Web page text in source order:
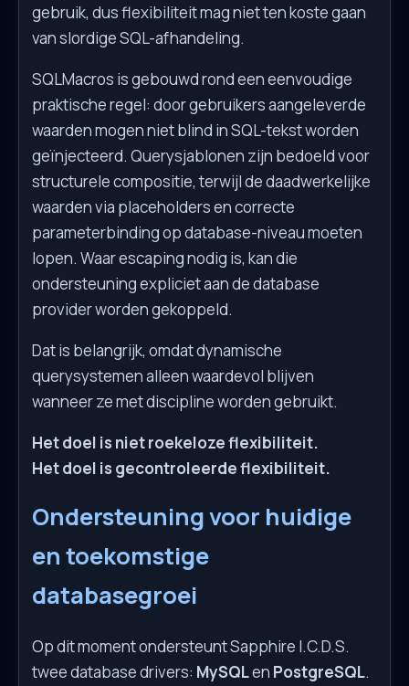
gebruik, dus flexibiliteit mag niet ten koste gaan
van slordige SQL-afhandeling.
SQLMacros is gebouwd rond een eenvoudige
praktische regel: door gebruikers aangeleverde
waarden mogen niet blind in SQL-tekst worden
geïnjecteerd. Querysjablonen zijn bedoeld voor
structurele compositie, terwijl de daadwerkelijke
waarden via placeholders en correcte
parameterbinding op database-niveau moeten
lopen. Waar escaping nodig is, kan die
ondersteuning expliciet aan de database
provider worden gekoppeld.
Dat is belangrijk, omdat dynamische
querysystemen alleen waardevol blijven
wanneer ze met discipline worden gebruikt.
Het doel is niet roekeloze flexibiliteit.
Het doel is gecontroleerde flexibiliteit.
Ondersteuning voor huidige
en toekomstige
databasegroei
Op dit moment ondersteunt Sapphire I.C.D.S.
twee database drivers: MySQLen PostgreSQL.